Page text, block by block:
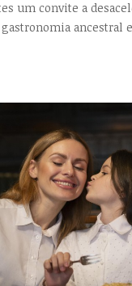
um convite a
ancestral